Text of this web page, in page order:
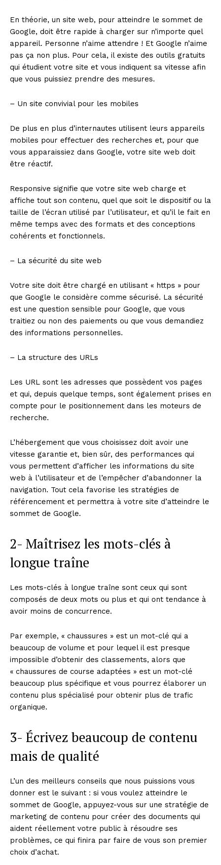
En théorie, un site web, pour atteindre le sommet de
Google, doit être rapide à charger sur n’importe quel
appareil. Personne n’aime attendre ! Et Google n’aime
pas ça non plus. Pour cela, il existe des outils gratuits
qui étudient votre site et vous indiquent sa vitesse afin
que vous puissiez prendre des mesures.
– Un site convivial pour les mobiles
De plus en plus d’internautes utilisent leurs appareils
mobiles pour effectuer des recherches et, pour que
vous apparaissiez dans Google, votre site web doit
être réactif.
Responsive signifie que votre site web charge et
affiche tout son contenu, quel que soit le dispositif ou la
taille de l’écran utilisé par l’utilisateur, et qu’il le fait en
même temps avec des formats et des conceptions
cohérents et fonctionnels.
– La sécurité du site web
Votre site doit être chargé en utilisant « https » pour
que Google le considère comme sécurisé. La sécurité
est une question sensible pour Google, que vous
traitiez ou non des paiements ou que vous demandiez
des informations personnelles.
– La structure des URLs
Les URL sont les adresses que possèdent vos pages
et qui, depuis quelque temps, sont également prises en
compte pour le positionnement dans les moteurs de
recherche.
L’hébergement que vous choisissez doit avoir une
vitesse garantie et, bien sûr, des performances qui
vous permettent d’afficher les informations du site
web à l’utilisateur et de l’empêcher d’abandonner la
navigation. Tout cela favorise les stratégies de
référencement et permettra à votre site d’atteindre le
sommet de Google.
2- Maîtrisez les mots-clés à
longue traîne
Les mots-clés à longue traîne sont ceux qui sont
composés de deux mots ou plus et qui ont tendance à
avoir moins de concurrence.
Par exemple, « chaussures » est un mot-clé qui a
beaucoup de volume et pour lequel il est presque
impossible d’obtenir des classements, alors que
« chaussures de course adaptées » est un mot-clé
beaucoup plus spécifique et vous pourrez élaborer un
contenu plus spécialisé pour obtenir plus de trafic
organique.
3- Écrivez beaucoup de contenu
mais de qualité
L’un des meilleurs conseils que nous puissions vous
donner est le suivant : si vous voulez atteindre le
sommet de Google, appuyez-vous sur une stratégie de
marketing de contenu pour créer des documents qui
aident réellement votre public à résoudre ses
problèmes, ce qui finira par faire de vous son premier
choix d’achat.